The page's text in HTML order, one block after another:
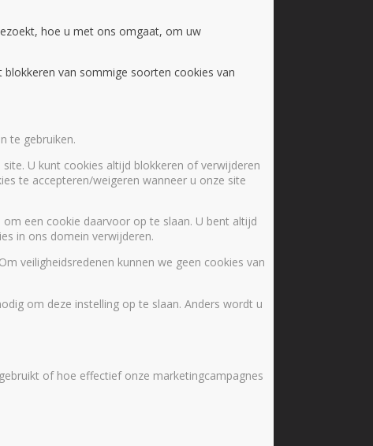
hoe u met ons omgaat, om uw
van sommige soorten cookies van
te gebruiken.
U kunt cookies altijd blokkeren of verwijderen
te accepteren/weigeren wanneer u onze site
een cookie daarvoor op te slaan. U bent altijd
in ons domein verwijderen.
veiligheidsredenen kunnen we geen cookies van
om deze instelling op te slaan. Anders wordt u
of hoe effectief onze marketingcampagnes